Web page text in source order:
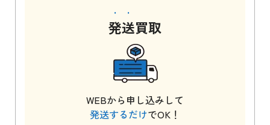
発送買取
WEBから申し込みして
発送するだけでOK！